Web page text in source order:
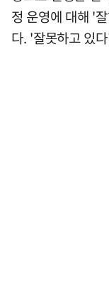
정 운영에 대해 '
다. '잘못하고 있